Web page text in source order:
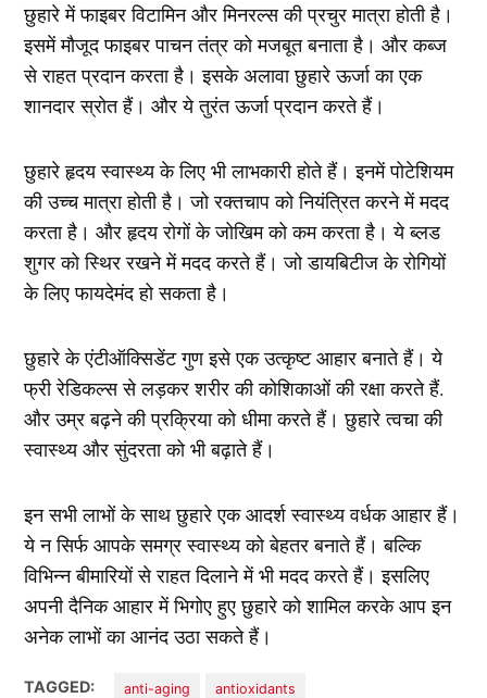
छुहारे में फाइबर विटामिन और मिनरल्स की प्रचुर मात्रा होती है।
इसमें मौजूद फाइबर पाचन तंत्र को मजबूत बनाता है। और कब्ज
से राहत प्रदान करता है। इसके अलावा छुहारे ऊर्जा का एक
शानदार स्रोत हैं। और ये तुरंत ऊर्जा प्रदान करते हैं।
छुहारे हृदय स्वास्थ्य के लिए भी लाभकारी होते हैं। इनमें पोटेशियम
की उच्च मात्रा होती है। जो रक्तचाप को नियंत्रित करने में मदद
करता है। और हृदय रोगों के जोखिम को कम करता है। ये ब्लड
शुगर को स्थिर रखने में मदद करते हैं। जो डायबिटीज के रोगियों
के लिए फायदेमंद हो सकता है।
छुहारे के एंटीऑक्सिडेंट गुण इसे एक उत्कृष्ट आहार बनाते हैं। ये
फ्री रेडिकल्स से लड़कर शरीर की कोशिकाओं की रक्षा करते हैं.
और उम्र बढ़ने की प्रक्रिया को धीमा करते हैं। छुहारे त्वचा की
स्वास्थ्य और सुंदरता को भी बढ़ाते हैं।
इन सभी लाभों के साथ छुहारे एक आदर्श स्वास्थ्य वर्धक आहार हैं।
ये न सिर्फ आपके समग्र स्वास्थ्य को बेहतर बनाते हैं। बल्कि
विभिन्न बीमारियों से राहत दिलाने में भी मदद करते हैं। इसलिए
अपनी दैनिक आहार में भिगोए हुए छुहारे को शामिल करके आप इन
अनेक लाभों का आनंद उठा सकते हैं।
TAGGED: anti-aging antioxidants